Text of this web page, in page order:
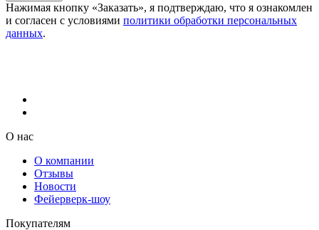
Нажимая кнопку «Заказать», я подтверждаю, что я ознакомлен
и согласен с условиями политики обработки персональных
данных.
О нас
О компании
Отзывы
Новости
Фейерверк-шоу
Покупателям